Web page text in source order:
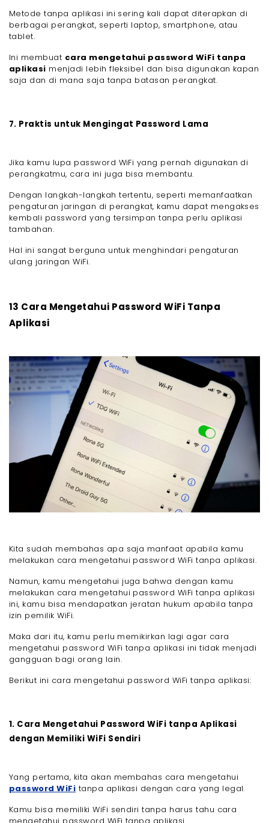
Metode tanpa aplikasi ini sering kali dapat diterapkan di
berbagai perangkat, seperti laptop, smartphone, atau
tablet.
Ini membuat cara mengetahui password WiFi tanpa
aplikasi menjadi lebih fleksibel dan bisa digunakan kapan
saja dan di mana saja tanpa batasan perangkat.
7. Praktis untuk Mengingat Password Lama
Jika kamu lupa password WiFi yang pernah digunakan di
perangkatmu, cara ini juga bisa membantu.
Dengan langkah-langkah tertentu, seperti memanfaatkan
pengaturan jaringan di perangkat, kamu dapat mengakses
kembali password yang tersimpan tanpa perlu aplikasi
tambahan.
Hal ini sangat berguna untuk menghindari pengaturan
ulang jaringan WiFi.
13 Cara Mengetahui Password WiFi Tanpa
Aplikasi
Kita sudah membahas apa saja manfaat apabila kamu
melakukan cara mengetahui password WiFi tanpa aplikasi.
Namun, kamu mengetahui juga bahwa dengan kamu
melakukan cara mengetahui password WiFi tanpa aplikasi
ini, kamu bisa mendapatkan jeratan hukum apabila tanpa
izin pemilik WiFi.
Maka dari itu, kamu perlu memikirkan lagi agar cara
mengetahui password WiFi tanpa aplikasi ini tidak menjadi
gangguan bagi orang lain.
Berikut ini cara mengetahui password WiFi tanpa aplikasi:
1. Cara Mengetahui Password WiFi tanpa Aplikasi
dengan Memiliki WiFi Sendiri
Yang pertama, kita akan membahas cara mengetahui
password WiFi tanpa aplikasi dengan cara yang legal.
Kamu bisa memiliki WiFi sendiri tanpa harus tahu cara